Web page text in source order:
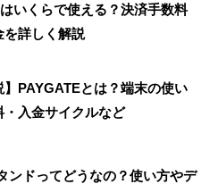
いくらで使える？決済手数料
を詳しく解説
】PAYGATEとは？端末の使い
・入金サイクルなど
ンドってどうなの？使い方やデ